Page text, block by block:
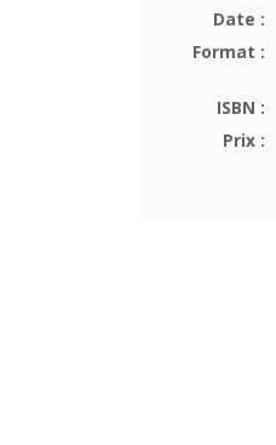
Date :
Format :
ISBN :
Prix :